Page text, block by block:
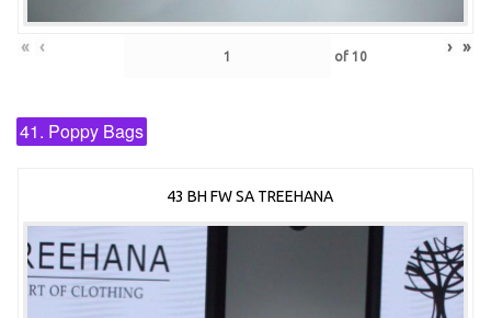
« ‹ of 10 › »
41. Poppy Bags
43 BH FW SA TREEHANA